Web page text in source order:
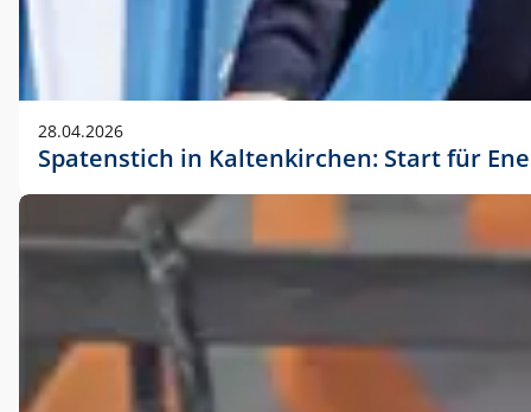
28.04.2026
Spatenstich in Kaltenkirchen: Start für